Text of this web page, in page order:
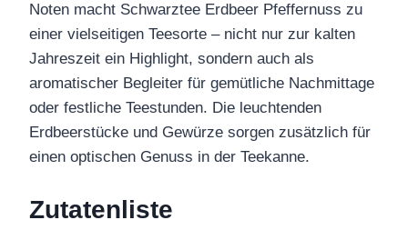
Noten macht Schwarztee Erdbeer Pfeffernuss zu
einer vielseitigen Teesorte – nicht nur zur kalten
Jahreszeit ein Highlight, sondern auch als
aromatischer Begleiter für gemütliche Nachmittage
oder festliche Teestunden. Die leuchtenden
Erdbeerstücke und Gewürze sorgen zusätzlich für
einen optischen Genuss in der Teekanne.
Zutatenliste